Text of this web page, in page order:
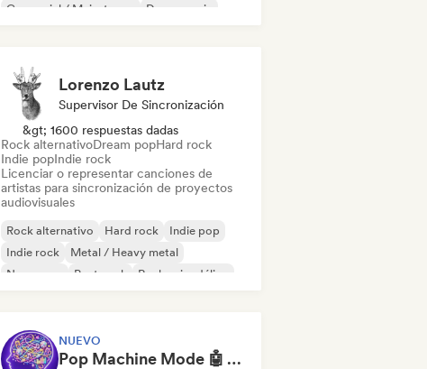
Comercial / Mainstream
Dance music
Lorenzo Lautz
Supervisor De Sincronización
&gt; 1600 respuestas dadas
Rock alternativoDream popHard rock
Indie popIndie rock
Licenciar o representar canciones de
artistas para sincronización de proyectos
audiovisuales
Rock alternativo Hard rock
Indie pop
Indie rock
Metal / Heavy metal
New wave
Post punk Rock psicodélico
NUEVO
Pop Machine Mode 🤖 AI Music, Indie Pop & Dream Pop